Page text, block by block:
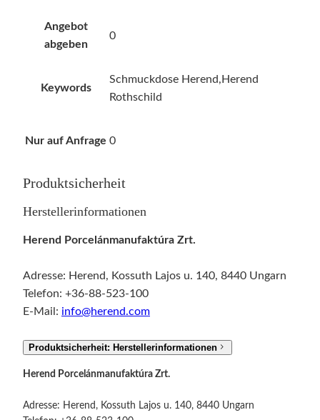
k
o
h
s
h
l
d
M
n
Angebot
abgeben
0
Keywords
Schmuckdose Herend,Herend
Rothschild
Nur auf Anfrage 0
Produktsicherheit
Herstellerinformationen
Herend Porcelánmanufaktúra Zrt.
Adresse: Herend, Kossuth Lajos u. 140, 8440 Ungarn
Telefon: +36-88-523-100
E-Mail: info@herend.com
Produktsicherheit: Herstellerinformationen
Herend Porcelánmanufaktúra Zrt.
Adresse: Herend, Kossuth Lajos u. 140, 8440 Ungarn